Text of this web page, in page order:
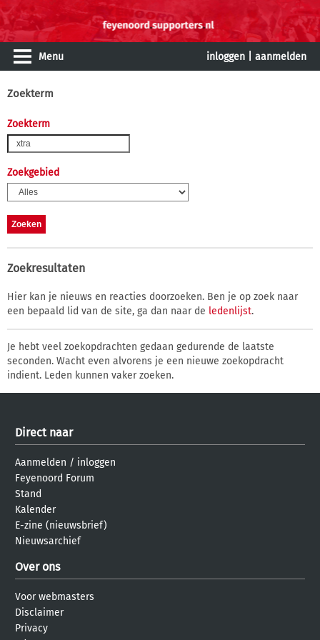
Menu inloggen aanmelden
Zoekterm
Zoekterm
Zoekgebied
Zoekresultaten
Hier kan je nieuws en reacties doorzoeken. Ben je op zoek naar
een bepaald lid van de site, ga dan naar de ledenlijst.
Je hebt veel zoekopdrachten gedaan gedurende de laatste
seconden. Wacht even alvorens je een nieuwe zoekopdracht
indient. Leden kunnen vaker zoeken.
Direct naar
Aanmelden / inloggen
Feyenoord Forum
Stand
Kalender
E-zine (nieuwsbrief)
Nieuwsarchief
Over ons
Voor webmasters
Disclaimer
Privacy